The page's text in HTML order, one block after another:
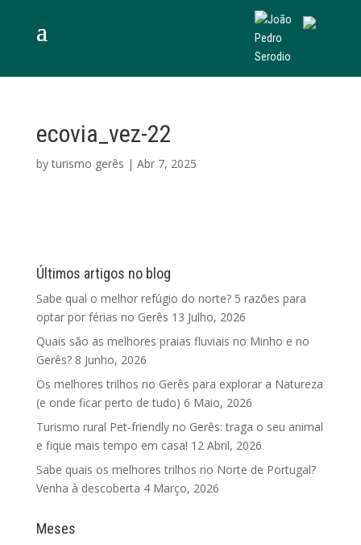
ecovia_vez-22
byturismo gerês | Abr 7, 2025
Últimos artigos no blog
Sabe qual o melhor refúgio do norte? 5 razões para
optar por férias no Gerês 13 Julho, 2026
Quais são as melhores praias fluviais no Minho e no
Gerês? 8 Junho, 2026
Os melhores trilhos no Gerês para explorar a Natureza
(e onde ficar perto de tudo) 6 Maio, 2026
Turismo rural Pet-friendly no Gerês: traga o seu animal
e fique mais tempo em casa! 12 Abril, 2026
Sabe quais os melhores trilhos no Norte de Portugal?
Venha à descoberta 4 Março, 2026
Meses